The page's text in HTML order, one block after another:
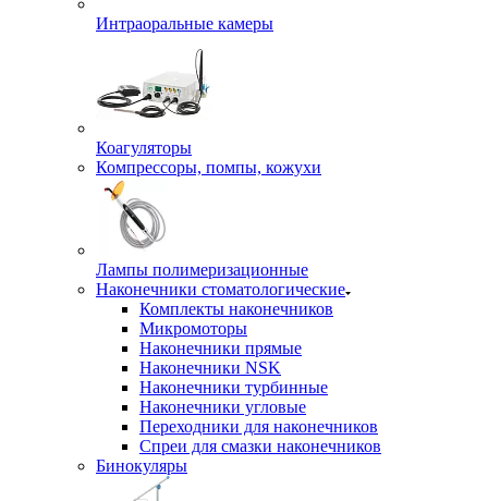
Интраоральные камеры
Коагуляторы
Компрессоры, помпы, кожухи
Лампы полимеризационные
Наконечники стоматологические
Комплекты наконечников
Микромоторы
Наконечники прямые
Наконечники NSK
Наконечники турбинные
Наконечники угловые
Переходники для наконечников
Спреи для смазки наконечников
Бинокуляры